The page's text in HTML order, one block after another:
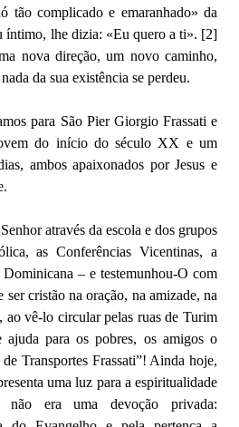
tão complicado e emaranhado» da
íntimo, lhe dizia: «Eu quero a ti». [2]
nova direção, um novo caminho,
da sua existência se perdeu.
para São Pier Giorgio Frassati e
do início do século XX e um
ambos apaixonados por Jesus e
através da escola e dos grupos
as Conferências Vicentinas, a
– e testemunhou-O com
ser cristão na oração, na amizade, na
ao vê-lo circular pelas ruas de Turim
ajuda para os pobres, os amigos o
Transportes Frassati”! Ainda hoje,
uma luz para a espiritualidade
era uma devoção privada: